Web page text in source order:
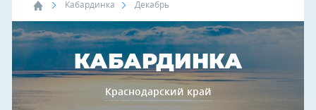
Кабардинка Декабрь
КАБАРДИНКА
Краснодарский край